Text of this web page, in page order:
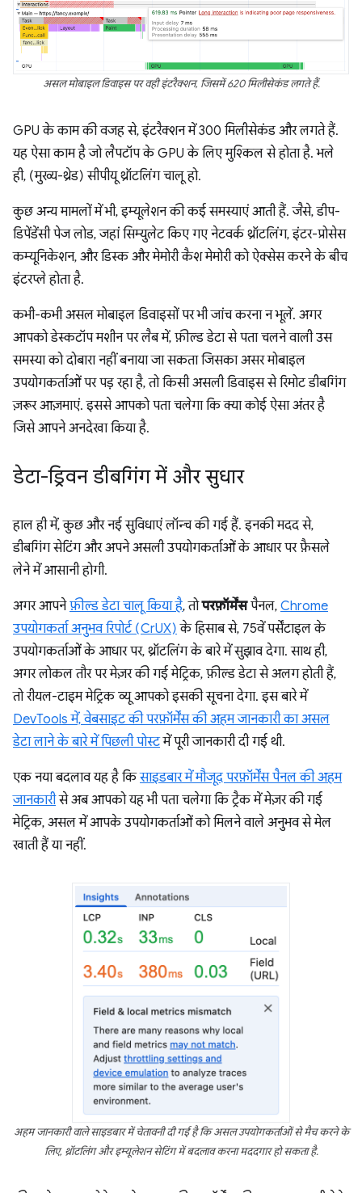
असल मोबाइल डिवाइस पर वही इंटरैक्शन, जिसमें 620 मिलीसेकंड लगते हैं.
GPU के काम की वजह से, इंटरैक्शन में 300 मिलीसेकंड और लगते हैं.
यह ऐसा काम है जो लैपटॉप के GPU के लिए मुश्किल से होता है. भले
ही, (मुख्य-थ्रेड) सीपीयू थ्रॉटलिंग चालू हो.
कुछ अन्य मामलों में भी, इम्यूलेशन की कई समस्याएं आती हैं. जैसे, डीप-
डिपेंडेंसी पेज लोड, जहां सिम्युलेट किए गए नेटवर्क थ्रॉटलिंग, इंटर-प्रोसेस
कम्यूनिकेशन, और डिस्क और मेमोरी कैश मेमोरी को ऐक्सेस करने के बीच
इंटरप्ले होता है.
कभी-कभी असल मोबाइल डिवाइसों पर भी जांच करना न भूलें. अगर
आपको डेस्कटॉप मशीन पर लैब में, फ़ील्ड डेटा से पता चलने वाली उस
समस्या को दोबारा नहीं बनाया जा सकता जिसका असर मोबाइल
उपयोगकर्ताओं पर पड़ रहा है, तो किसी असली डिवाइस से रिमोट डीबगिंग
ज़रूर आज़माएं. इससे आपको पता चलेगा कि क्या कोई ऐसा अंतर है
जिसे आपने अनदेखा किया है.
डेटा-ड्रिवन डीबगिंग में और सुधार
हाल ही में, कुछ और नई सुविधाएं लॉन्च की गई हैं. इनकी मदद से,
डीबगिंग सेटिंग और अपने असली उपयोगकर्ताओं के आधार पर फ़ैसले
लेने में आसानी होगी.
अगर आपनेफ़ील्ड डेटा चालू किया है, तोपरफ़ॉर्मेंसपैनल, Chrome
उपयोगकर्ता अनुभव रिपोर्ट (CrUX) के हिसाब से, 75वें पर्सेंटाइल के
उपयोगकर्ताओं के आधार पर, थ्रॉटलिंग के बारे में सुझाव देगा. साथ ही,
अगर लोकल तौर पर मेज़र की गई मेट्रिक, फ़ील्ड डेटा से अलग होती हैं,
तो रीयल-टाइम मेट्रिक व्यू आपको इसकी सूचना देगा. इस बारे में
DevTools में, वेबसाइट की परफ़ॉर्मेंस की अहम जानकारी का असल
डेटा लाने के बारे में पिछली पोस्टमें पूरी जानकारी दी गई थी.
एक नया बदलाव यह है किसाइडबार में मौजूद परफ़ॉर्मेंस पैनल की अहम
जानकारीसे अब आपको यह भी पता चलेगा कि ट्रैक में मेज़र की गई
मेट्रिक, असल में आपके उपयोगकर्ताओं को मिलने वाले अनुभव से मेल
खाती हैं या नहीं.
अहम जानकारी वाले साइडबार में चेतावनी दी गई है कि असल उपयोगकर्ताओं से मैच करने के
लिए, थ्रॉटलिंग और इम्यूलेशन सेटिंग में बदलाव करना मददगार हो सकता है.